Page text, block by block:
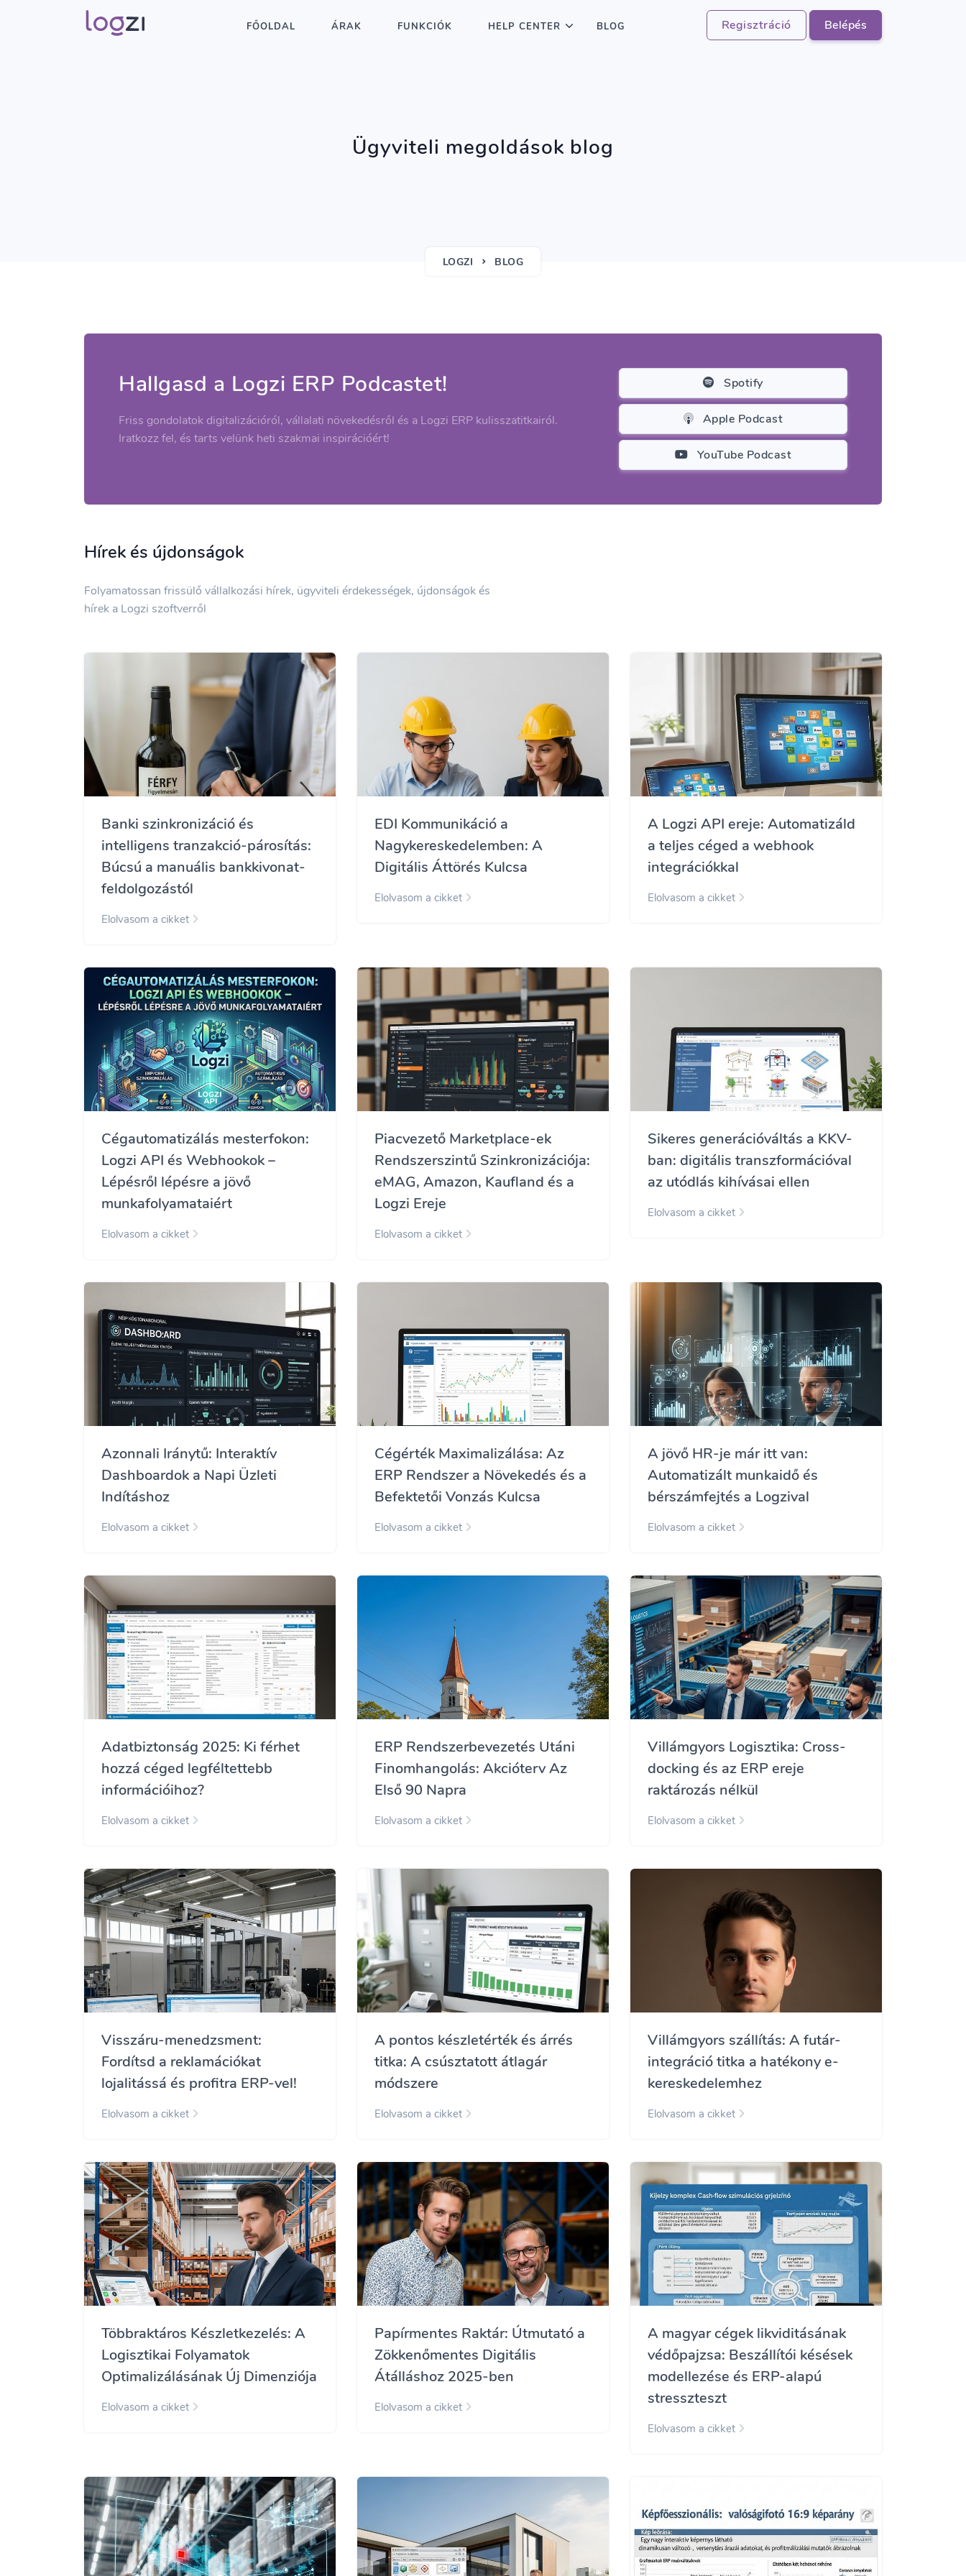
Regisztráció Belépés
FŐOLDAL ÁRAK FUNKCIÓK HELP CENTER BLOG
Ügyviteli megoldások blog
LOGZI BLOG
Hallgasd a Logzi ERP Podcastet!
Friss gondolatok digitalizációról, vállalati növekedésről és a Logzi ERP kulisszatitkairól.
Iratkozz fel, és tarts velünk heti szakmai inspirációért!
Spotify
Apple Podcast
YouTube Podcast
Hírek és újdonságok
Folyamatossan frissülő vállalkozási hírek, ügyviteli érdekességek, újdonságok és
hírek a Logzi szoftverről
Banki szinkronizáció és
intelligens tranzakció-párosítás:
Búcsú a manuális bankkivonat-
feldolgozástól
Elolvasom a cikket
EDI Kommunikáció a
Nagykereskedelemben: A
Digitális Áttörés Kulcsa
Elolvasom a cikket
A Logzi API ereje: Automatizáld
a teljes céged a webhook
integrációkkal
Elolvasom a cikket
Cégautomatizálás mesterfokon:
Logzi API és Webhookok –
Lépésről lépésre a jövő
munkafolyamataiért
Elolvasom a cikket
Piacvezető Marketplace-ek
Rendszerszintű Szinkronizációja:
eMAG, Amazon, Kaufland és a
Logzi Ereje
Elolvasom a cikket
Sikeres generációváltás a KKV-
ban: digitális transzformációval
az utódlás kihívásai ellen
Elolvasom a cikket
Azonnali Iránytű: Interaktív
Dashboardok a Napi Üzleti
Indításhoz
Elolvasom a cikket
Cégérték Maximalizálása: Az
ERP Rendszer a Növekedés és a
Befektetői Vonzás Kulcsa
Elolvasom a cikket
A jövő HR-je már itt van:
Automatizált munkaidő és
bérszámfejtés a Logzival
Elolvasom a cikket
Adatbiztonság 2025: Ki férhet
hozzá céged legféltettebb
információihoz?
Elolvasom a cikket
ERP Rendszerbevezetés Utáni
Finomhangolás: Akcióterv Az
Első 90 Napra
Elolvasom a cikket
Villámgyors Logisztika: Cross-
docking és az ERP ereje
raktározás nélkül
Elolvasom a cikket
Visszáru-menedzsment:
Fordítsd a reklamációkat
lojalitássá és profitra ERP-vel!
Elolvasom a cikket
A pontos készletérték és árrés
titka: A csúsztatott átlagár
módszere
Elolvasom a cikket
Villámgyors szállítás: A futár-
integráció titka a hatékony e-
kereskedelemhez
Elolvasom a cikket
Többraktáros Készletkezelés: A
Logisztikai Folyamatok
Optimalizálásának Új Dimenziója
Elolvasom a cikket
Papírmentes Raktár: Útmutató a
Zökkenőmentes Digitális
Átálláshoz 2025-ben
Elolvasom a cikket
A magyar cégek likviditásának
védőpajzsa: Beszállítói késések
modellezése és ERP-alapú
stresszteszt
Elolvasom a cikket